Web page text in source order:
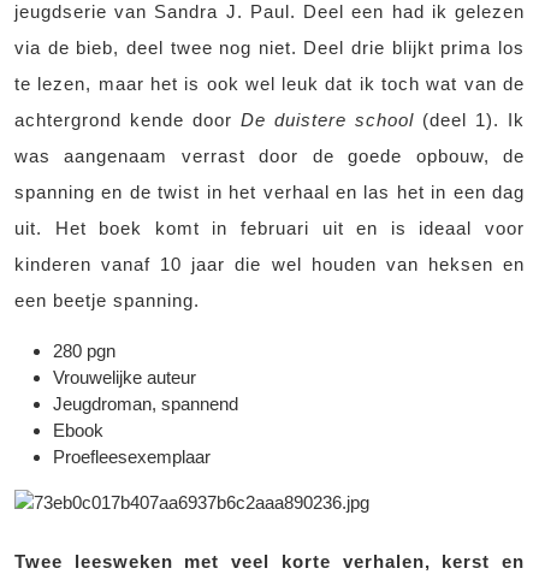
jeugdserie van Sandra J. Paul. Deel een had ik gelezen
via de bieb, deel twee nog niet. Deel drie blijkt prima los
te lezen, maar het is ook wel leuk dat ik toch wat van de
achtergrond kende door De duistere school (deel 1). Ik
was aangenaam verrast door de goede opbouw, de
spanning en de twist in het verhaal en las het in een dag
uit. Het boek komt in februari uit en is ideaal voor
kinderen vanaf 10 jaar die wel houden van heksen en
een beetje spanning.
280 pgn
Vrouwelijke auteur
Jeugdroman, spannend
Ebook
Proefleesexemplaar
Twee leesweken met veel korte verhalen, kerst en